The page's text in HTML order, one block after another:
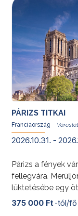
PÁRIZS TITKAI
Franciaország
2026.10.31. -
Párizs a fények
fellegvára.
lüktetésébe egy
Gasztronómiája,
kultúrája teszi
375 000 Ft -tól/fő